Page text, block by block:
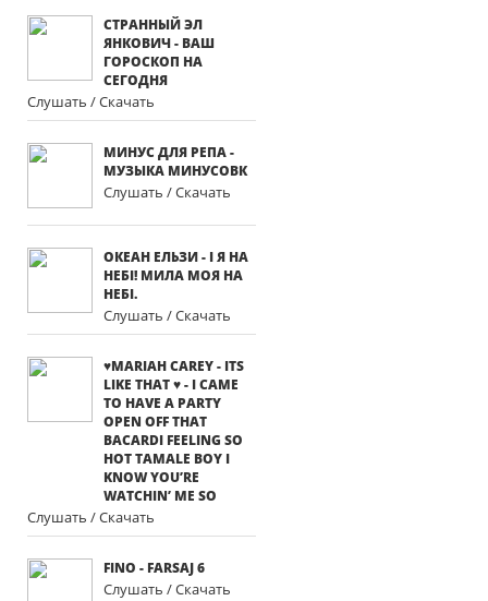
СТРАННЫЙ ЭЛ
ЯНКОВИЧ - ВАШ
ГОРОСКОП НА
СЕГОДНЯ
Слушать / Скачать
МИНУС ДЛЯ РЕПА -
МУЗЫКА МИНУСОВК
Слушать / Скачать
ОКЕАН ЕЛЬЗИ - І Я НА
НЕБІ! МИЛА МОЯ НА
НЕБІ.
Слушать / Скачать
♥MARIAH CAREY - ITS
LIKE THAT ♥ - I CAME
TO HAVE A PARTY
OPEN OFF THAT
BACARDI FEELING SO
HOT TAMALE BOY I
KNOW YOU’RE
WATCHIN’ ME SO
Слушать / Скачать
FINO - FARSAJ 6
Слушать / Скачать